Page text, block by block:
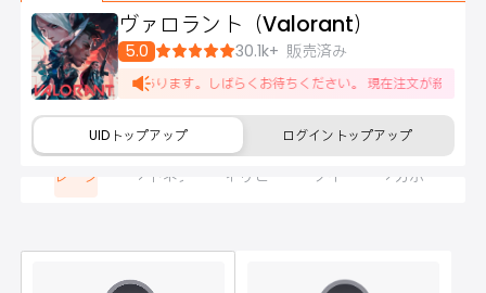
ヴァロラント（Valorant）
5.0 30.1k+ 販売済み
延が生じる場合があります。しばらくお待ちください。 現在注文が殺到してお
UIDトップアップ ログイントップアップ
マレーシア インドネシア フィリピン タイ シンガポール